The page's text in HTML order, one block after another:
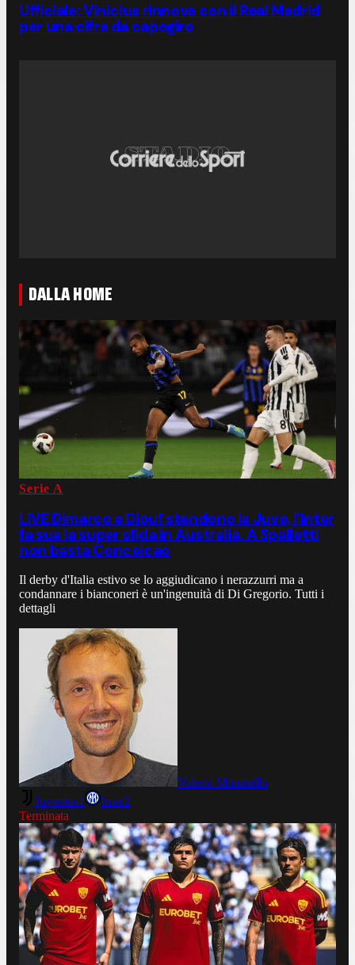
Ufficiale: Vinicius rinnova con il Real Madrid
per una cifra da capogiro
DALLA HOME
Serie A
LIVE Dimarco e Diouf stendono la Juve, l'Inter
fa sua la super sfida in Australia. A Spalletti
non basta Conceicao
Il derby d'Italia estivo se lo aggiudicano i nerazzurri ma a
condannare i bianconeri è un'ingenuità di Di Gregorio. Tutti i
dettagli
Valerio Minutiello
Juventus1 Inter2
Terminata